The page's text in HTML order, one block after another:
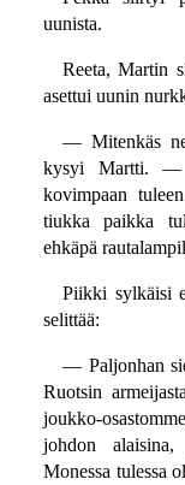
uunista.
Reeta, Martin
asettui uunin
— Mitenkäs ne
kysyi Martti. —
kovimpaan
tiukka paikka
ehkäpä
Piikki sylkäisi
selittää:
— Paljonhan
Ruotsin
joukko-
johdon alaisina,
Monessa tulessa